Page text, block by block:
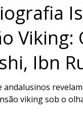
Viking:
Ibn
do
andalusinos
viking sob o